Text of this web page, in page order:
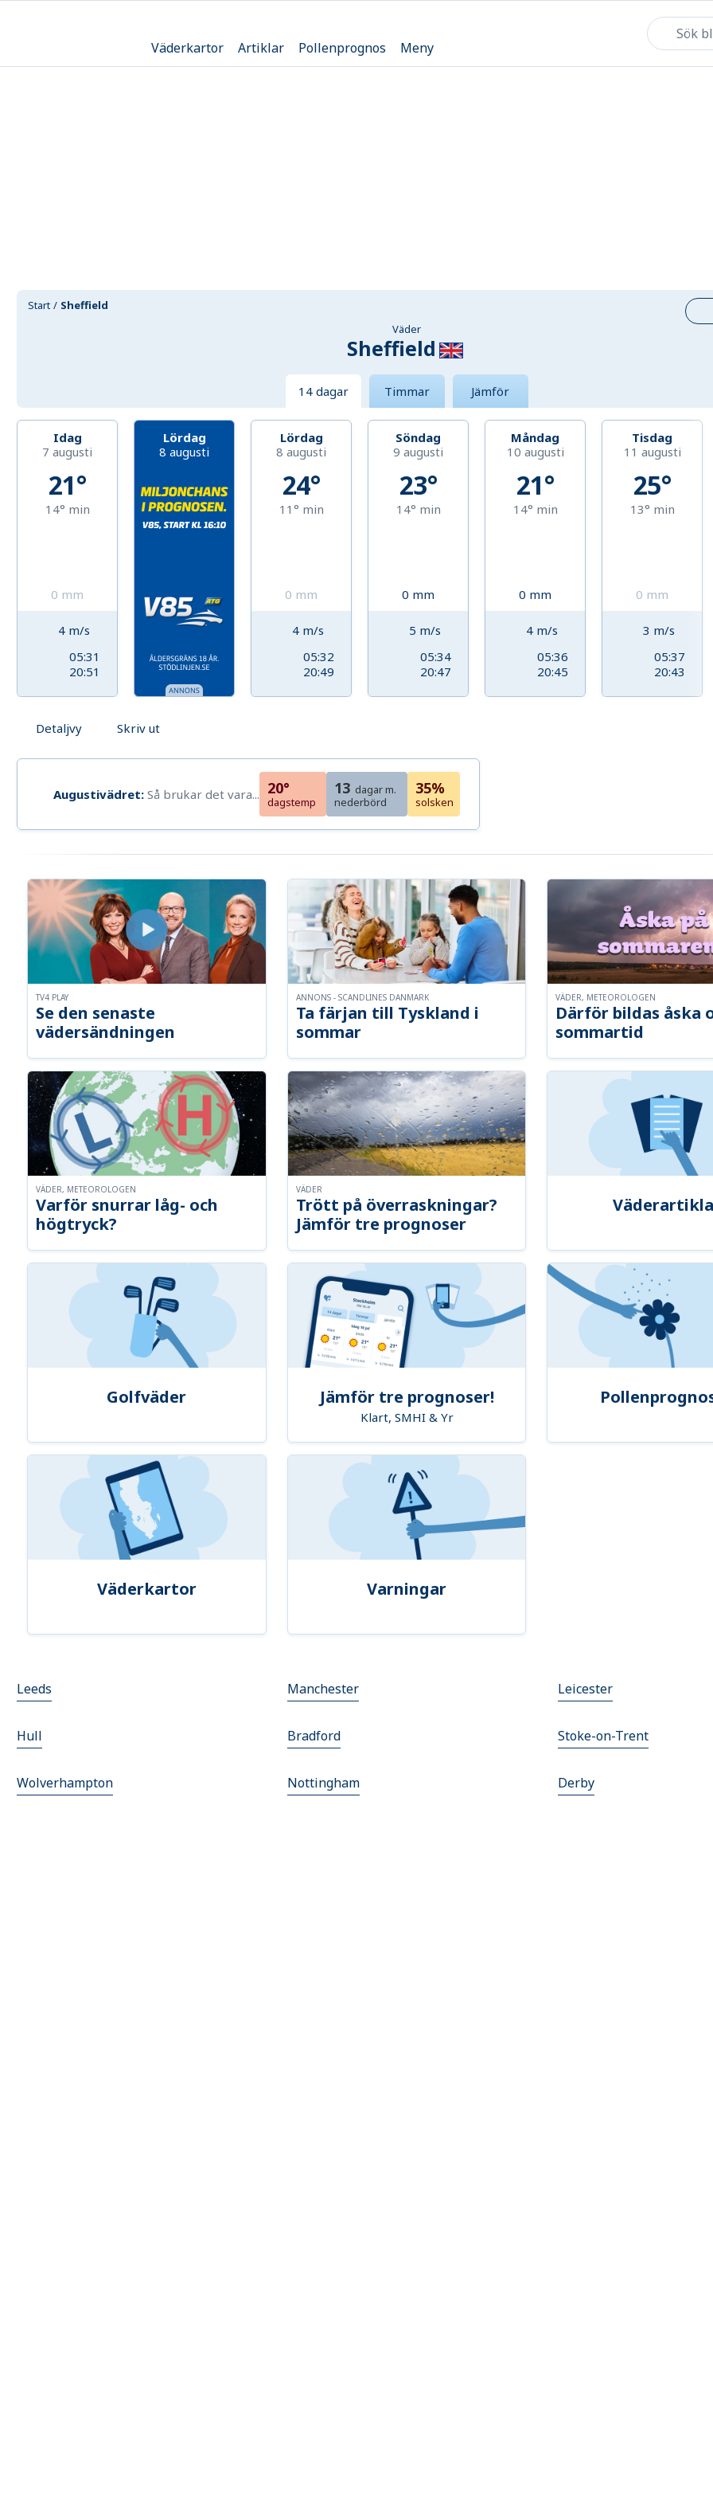
Väderkartor Artiklar Pollenprognos Meny
Start
Sheffield
Väder
Sheffield
14 dagar Timmar Jämför
Idag
7 augusti
21°
14° min
0 mm
4 m/s
05:31
20:51
Lördag
8 augusti
Lördag
8 augusti
24°
11° min
0 mm
4 m/s
05:32
20:49
Söndag
9 augusti
23°
14° min
0 mm
5 m/s
05:34
20:47
Måndag
10 augusti
21°
14° min
0 mm
4 m/s
05:36
20:45
Tisdag
11 augusti
25°
13° min
0 mm
3 m/s
05:37
20:43
Detaljvy Skriv ut
Augustivädret: Så brukar det vara... 20°
dagstemp
13 dagar m.
nederbörd
35%
solsken
Se den senaste
vädersändningen
TV4 PLAY
Ta färjan till Tyskland i
sommar
ANNONS - SCANDLINES DANMARK
Därför bildas åska
sommartid
VÄDER, METEOROLOGEN
Varför snurrar låg- och
högtryck?
VÄDER, METEOROLOGEN
Trött på överraskningar?
Jämför tre prognoser
VÄDER
Golfväder Jämför tre prognoser!
Klart, SMHI & Yr
Väderkartor Varningar
Leeds Manchester Leicester
Hull Bradford Stoke-on-Trent
Wolverhampton Nottingham Derby